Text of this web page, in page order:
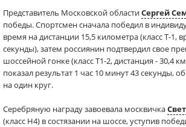
Представитель Московской областиСергей
победы. Спортсмен сначала победил в
время на дистанции 15,5 километра (класс T-1,
секунды), затем россиянин подтвердил свое
шоссейной гонке (класс T1-2, дистанция - 30,4
показал результат 1 час 10 минут 43 секунды,
на один круг.
Серебряную награду завоевала москвичка
(класс Н4) в состязании на шоссе, уступив